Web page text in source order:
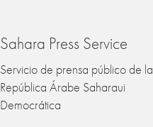
Sahara Press Service
Servicio de prensa público de la
República Árabe Saharaui
Democrática